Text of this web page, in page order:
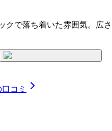
クで落ち着いた雰囲気。広さ
コミ